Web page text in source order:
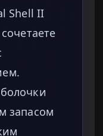
Shell II
запасом